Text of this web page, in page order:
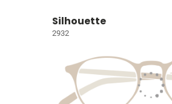
Silhouette
2932